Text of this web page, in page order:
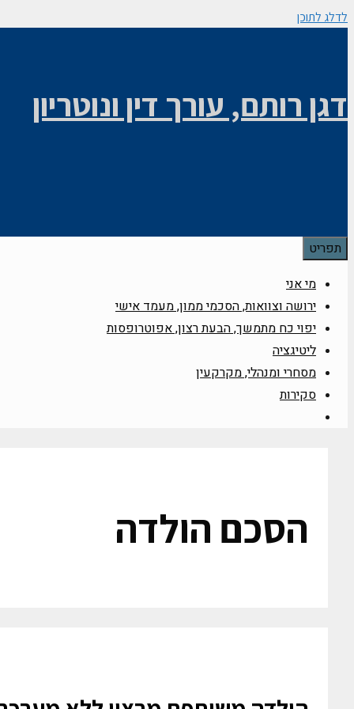
לדלג לתוכן
דגן רותם, עורך דין ונוטריון
תפריט
מי אני
ירושה וצוואות, הסכמי ממון, מעמד אישי
יפוי כח מתמשך, הבעת רצון, אפוטרופסות
ליטיגציה
מסחרי ומנהלי, מקרקעין
סקירות
הסכם הולדה